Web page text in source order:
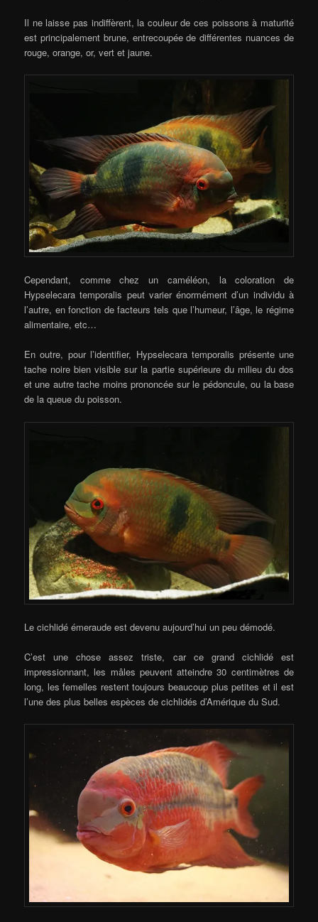
Il ne laisse pas indiffèrent, la couleur de ces poissons à maturité
est principalement brune, entrecoupée de différentes nuances de
rouge, orange, or, vert et jaune.
Cependant, comme chez un caméléon, la coloration de
Hypselecara temporalis peut varier énormément d’un individu à
l’autre, en fonction de facteurs tels que l’humeur, l’âge, le régime
alimentaire, etc…
En outre, pour l’identifier, Hypselecara temporalis présente une
tache noire bien visible sur la partie supérieure du milieu du dos
et une autre tache moins prononcée sur le pédoncule, ou la base
de la queue du poisson.
Le cichlidé émeraude est devenu aujourd’hui un peu démodé.
C’est une chose assez triste, car ce grand cichlidé est
impressionnant, les mâles peuvent atteindre 30 centimètres de
long, les femelles restent toujours beaucoup plus petites et il est
l’une des plus belles espèces de cichlidés d’Amérique du Sud.